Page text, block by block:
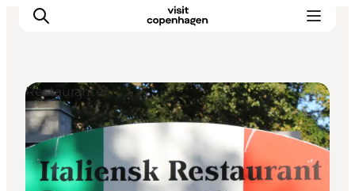
This is Copenhagen
Aktiviteter
Spis & drik
Restauranter